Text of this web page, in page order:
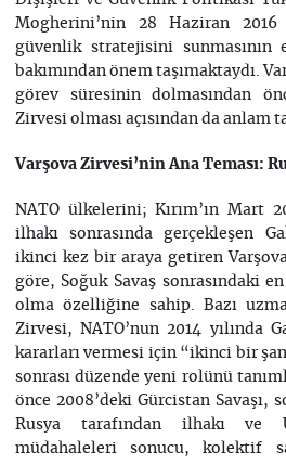
Mogherini’nin 28 Haziran
güvenlik stratejisini sunmasının
bakımından önem taşımaktaydı.
görev süresinin dolmasından
Zirvesi olması açısından da anlam
Varşova Zirvesi’nin Ana Teması:
NATO ülkelerini; Kırım’ın Mart
ilhakı sonrasında gerçekleşen
ikinci kez bir araya getiren
göre, Soğuk Savaş sonrasındaki
olma özelliğine sahip. Bazı
Zirvesi, NATO’nun 2014 yılında
kararları vermesi için “ikinci bir
sonrası düzende yeni rolünü
önce 2008’deki Gürcistan Savaşı,
Rusya tarafından ilhakı ve
müdahaleleri sonucu, kolektif